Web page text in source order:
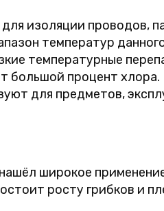
изоляции проводов,
температур
температурные
большой процент
для предметов,
нашёл широкое
росту грибков и